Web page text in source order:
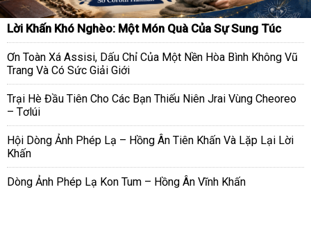
Lời Khấn Khó Nghèo: Một Món Quà Của Sự Sung Túc
Ơn Toàn Xá Assisi, Dấu Chỉ Của Một Nền Hòa Bình Không Vũ
Trang Và Có Sức Giải Giới
Trại Hè Đầu Tiên Cho Các Bạn Thiếu Niên Jrai Vùng Cheoreo
– Tơlúi
Hội Dòng Ảnh Phép Lạ – Hồng Ân Tiên Khấn Và Lặp Lại Lời
Khấn
Dòng Ảnh Phép Lạ Kon Tum – Hồng Ân Vĩnh Khấn